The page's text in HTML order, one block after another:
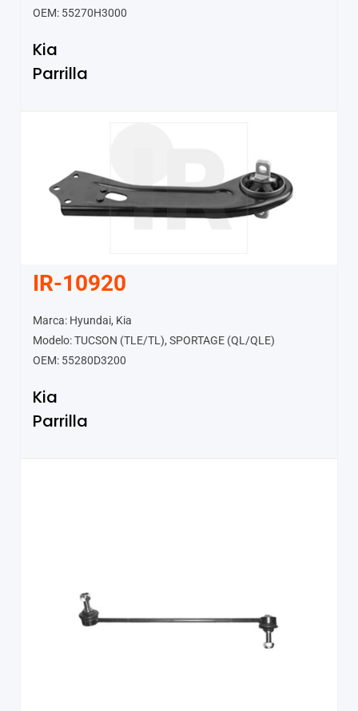
OEM: 55270H3000
Kia
Parrilla
IR-10920
Marca: Hyundai, Kia
Modelo: TUCSON (TLE/TL), SPORTAGE (QL/QLE)
OEM: 55280D3200
Kia
Parrilla